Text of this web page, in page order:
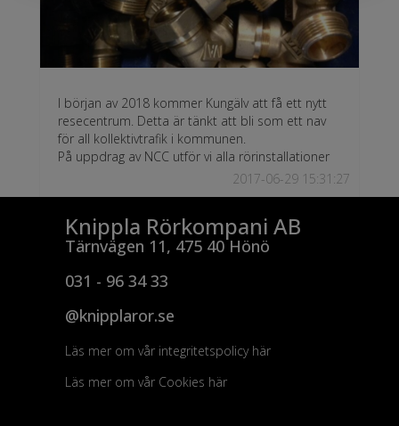
2017-06-29 15:31:27
I början av 2018 kommer Kungälv att få ett nytt
resecentrum. Detta är tänkt att bli som ett nav
för all kollektivtrafik i kommunen.
På uppdrag av NCC utför vi alla rörinstallationer
Knippla Rörkompani AB
Tärnvägen 11, 475 40 Hönö
031 - 96 34 33
@knipplaror.se
Läs mer om vår integritetspolicy här
Läs mer om vår Cookies här